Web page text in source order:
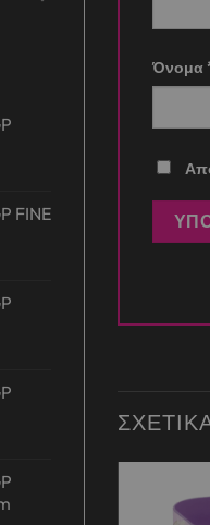
FINE
Όνομα